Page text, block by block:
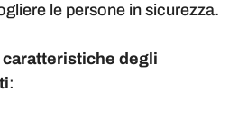
le persone in sicurezza.
caratteristiche degli
: